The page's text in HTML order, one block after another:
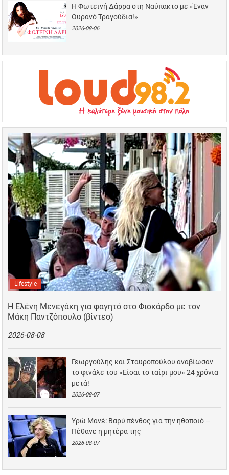
Η Φωτεινή Δάρρα στη Ναύπακτο με «Έναν
Ουρανό Τραγούδια!»
2026-08-06
Lifestyle
Η Ελένη Μενεγάκη για φαγητό στο Φισκάρδο με τον
Μάκη Παντζόπουλο (βίντεο)
2026-08-08
Γεωργούλης και Σταυροπούλου αναβίωσαν
το φινάλε του «Είσαι το ταίρι μου» 24 χρόνια
μετά!
2026-08-07
Υρώ Μανέ: Βαρύ πένθος για την ηθοποιό –
Πέθανε η μητέρα της
2026-08-07